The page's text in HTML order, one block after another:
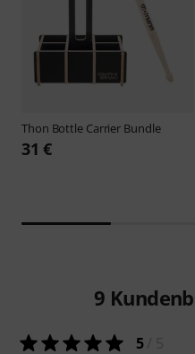
Thon Bottle Carrier Bundle
31 €
9
5/ 5